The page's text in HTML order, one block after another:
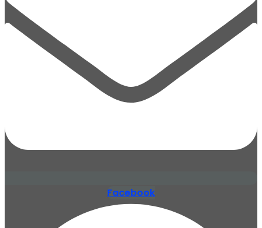
Facebook